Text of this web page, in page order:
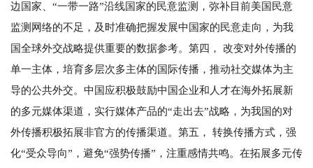
边国家、“一带一路”沿线国家的民意监测，弥补目前美国民意
监测网络的不足，及时准确把握发展中国家的民意走向，为我
国全球外交战略提供重要的数据参考。第四， 改变对外传播的
单一主体，培育多层次多主体的国际传播，推动社交媒体为主
导的公共外交。中国应积极鼓励中国企业和人才在海外拓展新
的多元媒体渠道，实行媒体产品的“走出去”战略，为我国的对
外传播积极拓展非官方的传播渠道。第五， 转换传播方式，强
化“受众导向”，避免“强势传播”，注重感情共鸣。在拓展多元传